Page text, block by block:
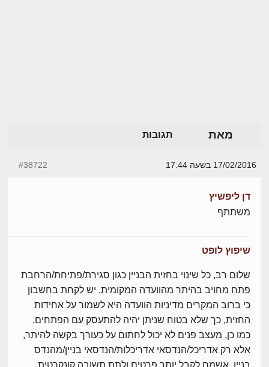
מאת תגובות
17/02/2016 בשעה 17:44 #38722
דן ליפשיץ
משתתף
שיפוץ לופט
שלום רב, כל שינוי בחזית הבניין כגון סגירת/פתיחת/הרחבת
פתח מחויב בהיתר מהוועדה המקומית. יש לקחת בחשבון
כי ברוב המקרים מדיניות הוועדה היא לשמור על אחידות
החזית, כך שלא בטוח שניתן יהיה להתעסק עם הפתחים.
כמו כן, מעצב פנים לא יכול לחתום על כעורך בקשה להיתר,
אלא רק אדריכל/הנדסאי אדריכלות/הנדסאי בניין/מהנדס
בניין. אשמח לקבל יותר פרטים ולתת תשובה קונקרטית